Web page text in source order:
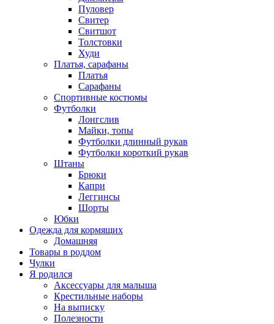
Пуловер
Свитер
Свитшот
Толстовки
Худи
Платья, сарафаны
Платья
Сарафаны
Спортивные костюмы
Футболки
Лонгслив
Майки, топы
Футболки длинный рукав
Футболки короткий рукав
Штаны
Брюки
Капри
Леггинсы
Шорты
Юбки
Одежда для кормящих
Домашняя
Товары в роддом
Чулки
Я родился
Аксессуары для малыша
Крестильные наборы
На выписку
Полезности